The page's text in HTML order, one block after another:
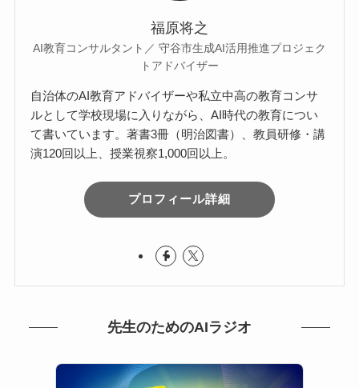
福原将之
AI教育コンサルタント／ 守谷市生成AI活用推進プロジェク
トアドバイザー
自治体のAI教育アドバイザーや私立中高の教育コンサ
ルとして学校現場に入りながら、AI時代の教育につい
て書いています。著書3冊（明治図書）、教員研修・講
演120回以上、授業視察1,000回以上。
プロフィール詳細
先生のためのAIラジオ